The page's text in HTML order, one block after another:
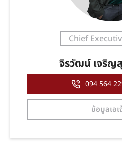
Chief
จิรวัฒน์ เจริ
094 564
ข้อมูลเอ